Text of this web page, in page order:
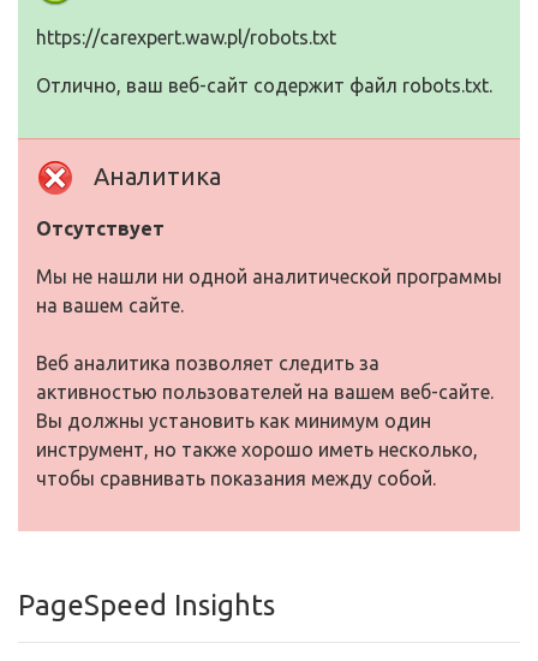
https://carexpert.waw.pl/robots.txt
Отлично, ваш веб-сайт содержит файл robots.txt.
Аналитика
Отсутствует
Мы не нашли ни одной аналитической программы
на вашем сайте.
Веб аналитика позволяет следить за
активностью пользователей на вашем веб-сайте.
Вы должны установить как минимум один
инструмент, но также хорошо иметь несколько,
чтобы сравнивать показания между собой.
PageSpeed Insights